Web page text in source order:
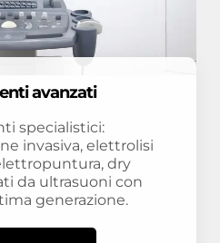
avanzati
specialistici:
invasiva, elettrolisi
dry
da ultrasuoni con
generazione.